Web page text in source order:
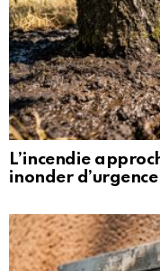
L’incendie
inonder